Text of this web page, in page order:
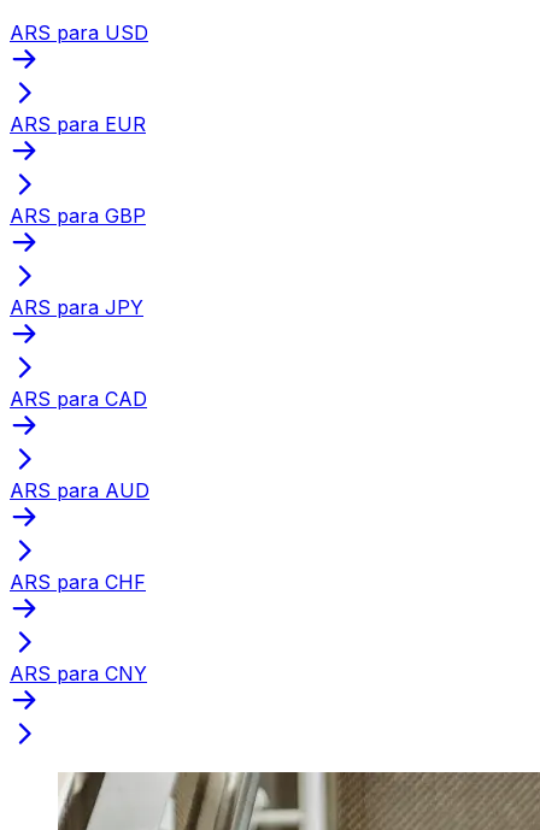
ARS para USD
ARS para EUR
ARS para GBP
ARS para JPY
ARS para CAD
ARS para AUD
ARS para CHF
ARS para CNY